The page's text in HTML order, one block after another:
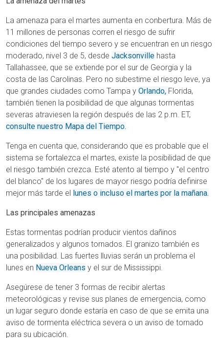
La amenaza para el martes aumenta en conbertura. Más de
11 millones de personas corren el riesgo de sufrir
condiciones del tiempo severo y se encuentran en un riesgo
moderado, nivel 3 de 5, desde Jacksonville hasta
Tallahassee, que se extiende por el sur de Georgia y la
costa de las Carolinas. Pero no subestime el riesgo leve, ya
que grandes ciudades como Tampa y Orlando, Florida,
también tienen la posibilidad de que algunas tormentas
severas atraviesen la región después de las 2 p.m. ET,
consulte nuestro Mapa del Tiempo.
Tenga en cuenta que, considerando que es probable que el
sistema se fortalezca el martes, existe la posibilidad de que
el riesgo también crezca. Esté atento al tiempo y "el centro
del blanco" de los lugares de mayor riesgo podría definirse
mejor más tarde el
lunes o incluso el martes por la mañana.
Las principales amenazas
Estas tormentas podrían producir vientos dañinos
generalizados y algunos tornados. El granizo también es
una posibilidad. Las fuertes lluvias serán un problema el
lunes en Nueva Orleans y el sur de Mississippi.
Asegúrese de tener 3 formas de recibir alertas
meteorológicas y revise sus planes de emergencia, como
un lugar seguro donde estaría en caso de que se emita una
aviso de tormenta eléctrica severa o un aviso de tornado
para su ubicación.